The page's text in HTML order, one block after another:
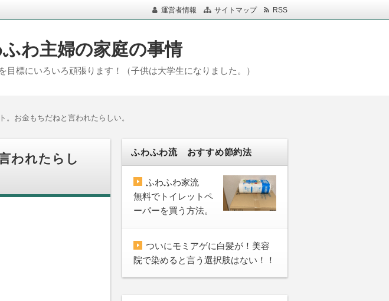
運営者情報 サイトマップ RSS
わ主婦の家庭の事情
標にいろいろ頑張ります！（子供は大学生になりました。）
。お金もちだねと言われたらしい。
われたらし
ふわふわ流 おすすめ節約法
ふわふわ家流
無料でトイレットペ
ーパーを買う方法。
ついにモミアゲに白髪が！美容
院で染めると言う選択肢はない！！